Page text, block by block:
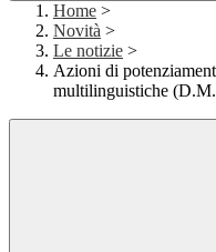
Home >
Novità >
Le notizie >
Azioni di
multilinguistiche